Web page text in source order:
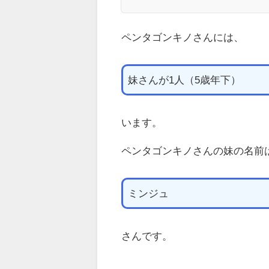
ペンタゴンキノさんには、
妹さんが1人（5歳年下）
います。
ペンタゴンキノさんの妹の名前
ミンジュ
さんです。